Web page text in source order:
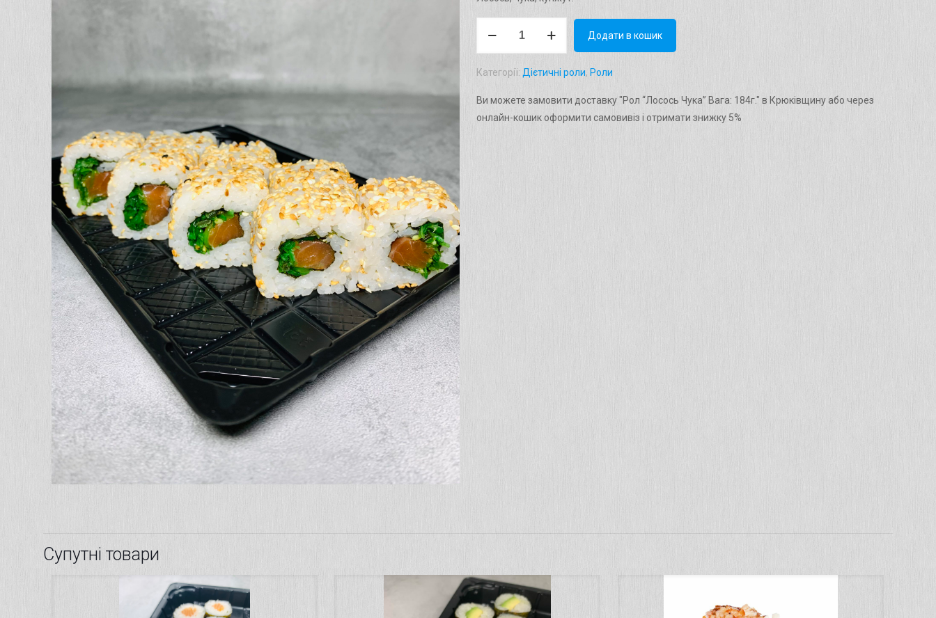
Вага:
184г.
кількість
Додати в кошик
Категорії: Дієтичні роли, Роли
Ви можете замовити доставку "Рол “Лосось Чука” Вага: 184г." в Крюківщину або через
онлайн-кошик оформити самовивіз і отримати знижку 5%
Супутні товари